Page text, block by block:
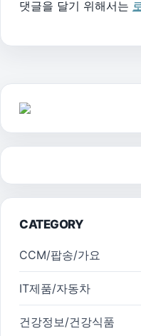
댓글을 달기 위해서는
CATEGORY
CCM/팝송/가요
IT제품/자동차
건강정보/건강식품